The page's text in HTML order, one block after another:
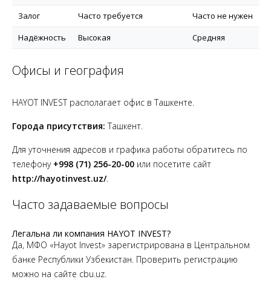
Залог
Часто требуется
Часто не нужен
Надёжность
Высокая Средняя
Офисы и география
HAYOT INVEST располагает офис в Ташкенте.
Города присутствия: Ташкент.
Для уточнения адресов и графика работы обратитесь по
телефону +998 (71) 256-20-00 или посетите сайт
http://hayotinvest.uz/.
Часто задаваемые вопросы
Легальна ли компания HAYOT INVEST?
Да, МФО «Hayot Invest» зарегистрирована в Центральном
банке Республики Узбекистан. Проверить регистрацию
можно на сайте cbu.uz.